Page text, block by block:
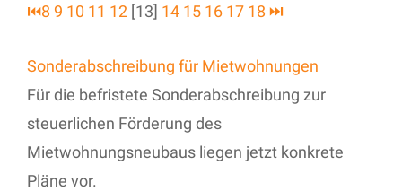
⏮8 9 10 11 12 [13] 14 15 16 17 18 ⏭
Sonderabschreibung für Mietwohnungen
Für die befristete Sonderabschreibung zur
steuerlichen Förderung des
Mietwohnungsneubaus liegen jetzt konkrete
Pläne vor.